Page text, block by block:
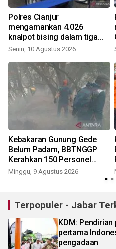
Polres Cianjur
mengamankan 4.026
knalpot bising dalam tiga
bulan
Senin, 10 Agustus 2026
Kebakaran Gunung Gede
Belum Padam, BBTNGGP
Kerahkan 150 Personel
Tambahan
Minggu, 9 Agustus 2026
Terpopuler - Jabar
KDM:
pertama
pengadaan